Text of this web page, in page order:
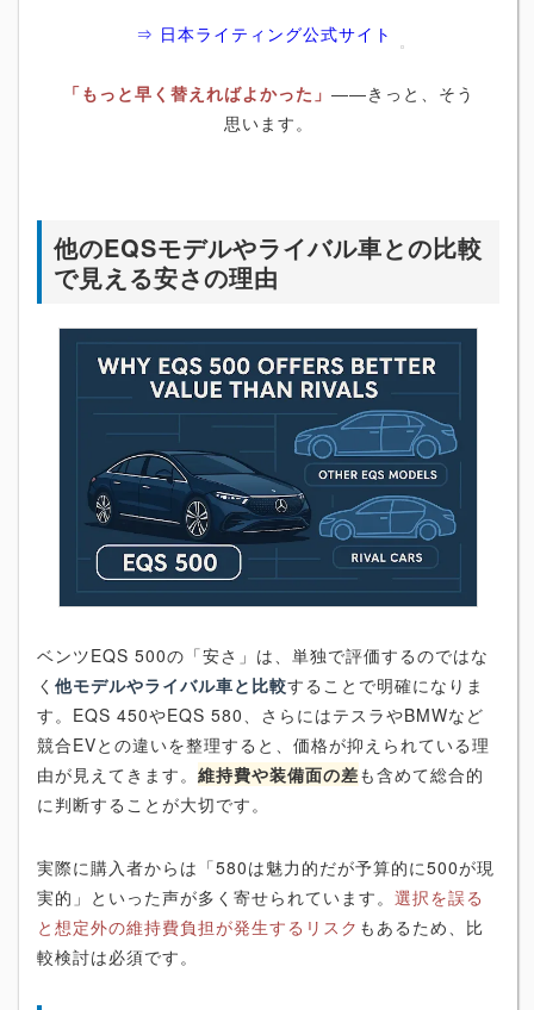
⇒ 日本ライティング公式サイト
「もっと早く替えればよかった」 ――きっと、そう
思います。
他のEQSモデルやライバル車との比較
で見える安さの理由
ベンツEQS 500の「安さ」は、単独で評価するのではな
く 他モデルやライバル車と比較することで明確になりま
す。EQS 450やEQS 580、さらにはテスラやBMWなど
競合EVとの違いを整理すると、価格が抑えられている理
由が見えてきます。 維持費や装備面の差も含めて総合的
に判断することが大切です。
実際に購入者からは「580は魅力的だが予算的に500が現
実的」といった声が多く寄せられています。 選択を誤る
と想定外の維持費負担が発生するリスク もあるため、比
較検討は必須です。